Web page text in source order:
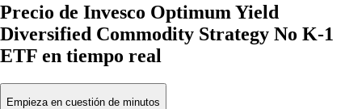
Precio de Invesco Optimum Yield
Diversified Commodity Strategy No K-1
ETF en tiempo real
Empieza en cuestión de minutos